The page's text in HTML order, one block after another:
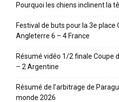
Pourquoi les chiens inclinent la
Festival de buts pour la 3e place
Angleterre 6 – 4 France
Résumé vidéo 1/2 finale Coupe
– 2 Argentine
Résumé de l’arbitrage de
monde 2026